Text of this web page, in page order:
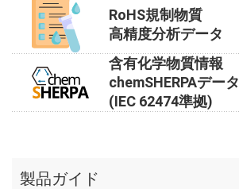
RoHS規制物質
高精度分析データ
含有化学物質情報
chemSHERPAデータ
(IEC 62474準拠)
製品ガイド